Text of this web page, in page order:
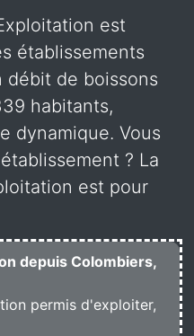
est
établissements
débit de boissons
habitants,
dynamique. Vous
? La
est pour
depuis Colombiers,
permis d'exploiter,